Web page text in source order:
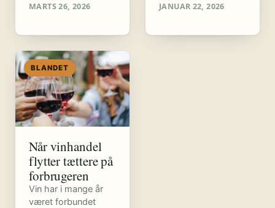
MARTS 26, 2026 JANUAR 22, 2026
BLANDET
Når vinhandel
flytter tættere på
forbrugeren
Vin har i mange år
været forbundet